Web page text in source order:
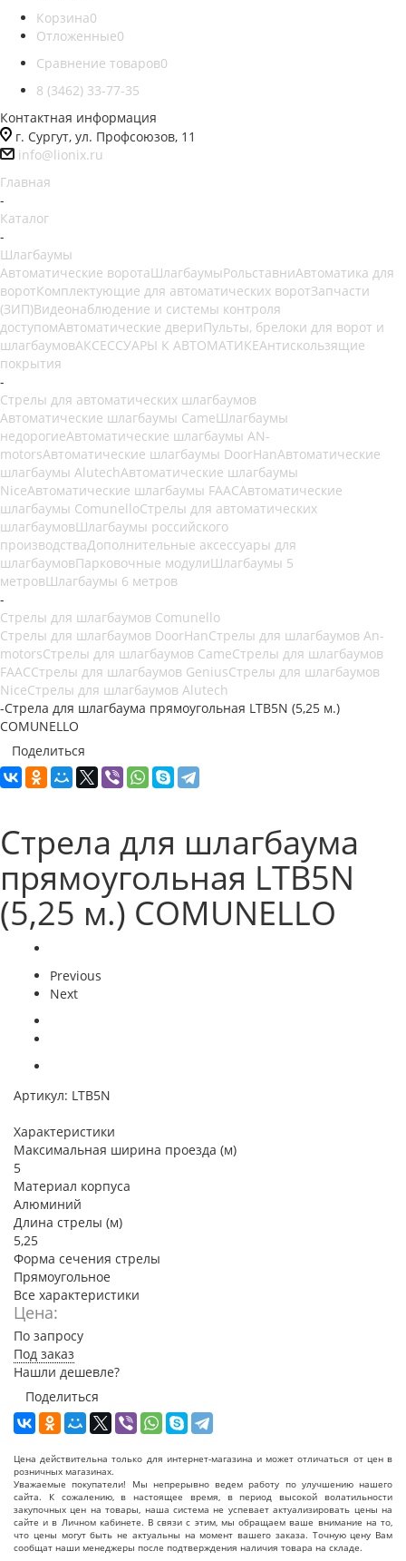
Корзина0
Отложенные0
Сравнение товаров0
8 (3462) 33-77-35
Контактная информация
г. Сургут, ул. Профсоюзов, 11
info@lionix.ru
Главная
-
Каталог
-
Шлагбаумы
Автоматические воротаШлагбаумыРольставниАвтоматика для
воротКомплектующие для автоматических воротЗапчасти
(ЗИП)Видеонаблюдение и системы контроля
доступомАвтоматические двериПульты, брелоки для ворот и
шлагбаумовАКСЕССУАРЫ К АВТОМАТИКЕАнтискользящие
покрытия
-
Стрелы для автоматических шлагбаумов
Автоматические шлагбаумы CameШлагбаумы
недорогиеАвтоматические шлагбаумы AN-
motorsАвтоматические шлагбаумы DoorHanАвтоматические
шлагбаумы AlutechАвтоматические шлагбаумы
NiceАвтоматические шлагбаумы FAACАвтоматические
шлагбаумы ComunelloСтрелы для автоматических
шлагбаумовШлагбаумы российского
производстваДополнительные аксессуары для
шлагбаумовПарковочные модулиШлагбаумы 5
метровШлагбаумы 6 метров
-
Стрелы для шлагбаумов Comunello
Стрелы для шлагбаумов DoorHanСтрелы для шлагбаумов An-
motorsСтрелы для шлагбаумов CameСтрелы для шлагбаумов
FAACСтрелы для шлагбаумов GeniusСтрелы для шлагбаумов
NiceСтрелы для шлагбаумов Alutech
-Стрела для шлагбаума прямоугольная LTB5N (5,25 м.)
COMUNELLO
Поделиться
Стрела для шлагбаума
прямоугольная LTB5N
(5,25 м.) COMUNELLO
Previous
Next
Артикул: LTB5N
Характеристики
Максимальная ширина проезда (м)
5
Материал корпуса
Алюминий
Длина стрелы (м)
5,25
Форма сечения стрелы
Прямоугольное
Все характеристики
Цена:
По запросу
Под заказ
Нашли дешевле?
Поделиться
Цена действительна только для интернет-магазина и может отличаться от цен в
розничных магазинах.
Уважаемые покупатели! Мы непрерывно ведем работу по улучшению нашего
сайта. К сожалению, в настоящее время, в период высокой волатильности
закупочных цен на товары, наша система не успевает актуализировать цены на
сайте и в Личном кабинете. В связи с этим, мы обращаем ваше внимание на то,
что цены могут быть не актуальны на момент вашего заказа. Точную цену Вам
сообщат наши менеджеры после подтверждения наличия товара на складе.